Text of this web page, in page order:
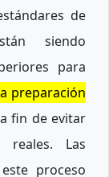
de
siendo
para
preparación
a fin de evitar
reales. Las
proceso